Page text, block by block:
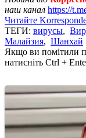
наш канал https://
Читайте
ТЕГИ: вирусы,
Малайзия, Шанхай
Якщо ви помітили
натисніть Ctrl +